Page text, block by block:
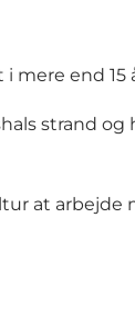
mere end
strand
at arbejde